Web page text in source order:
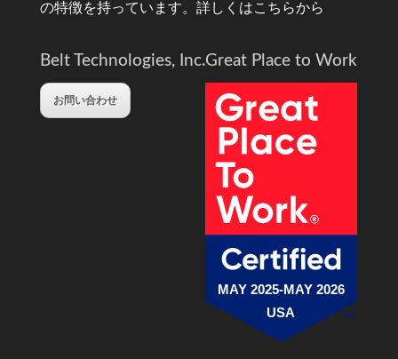
の特徴を持っています。 詳しくはこちらから
Belt Technologies, Inc.
お問い合わせ
Great Place to Work
MAY 2025-MAY 2026
USA